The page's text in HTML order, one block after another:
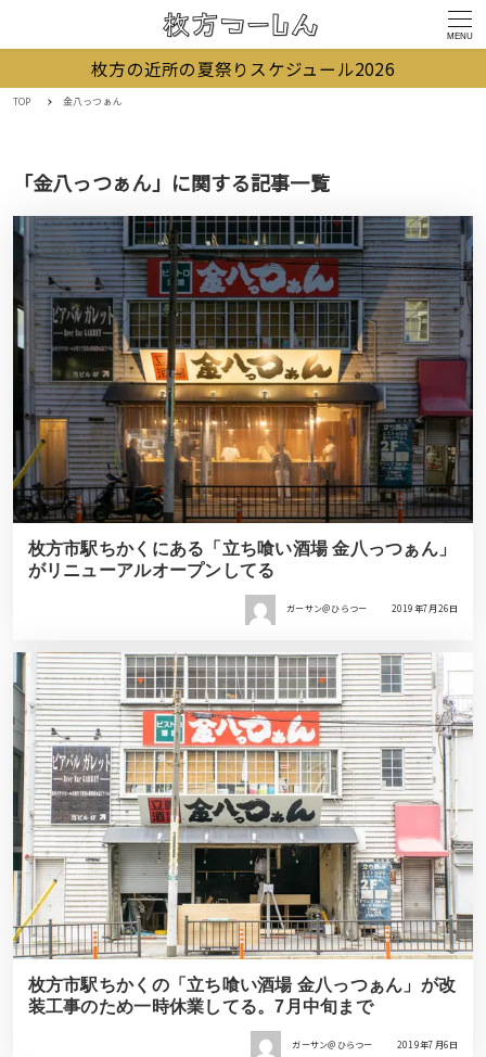
MENU
枚方の近所の夏祭りスケジュール2026
TOP 金八っつぁん
「金八っつぁん」に関する記事一覧
枚方市駅ちかくにある「立ち喰い酒場 金八っつぁん」
がリニューアルオープンしてる
ガーサン＠ひらつー 2019年7月26日
枚方市駅ちかくの「立ち喰い酒場 金八っつぁん」が改
装工事のため一時休業してる。7月中旬まで
ガーサン＠ひらつー 2019年7月6日